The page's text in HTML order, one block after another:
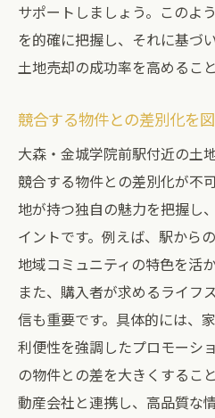
サポートしましょう。このよ
を的確に把握し、それに基づ
土地売却の成功率を高めるこ
競合する物件との差別化を
大森・金城学院前駅付近の土
競合する物件との差別化が不
地が持つ独自の魅力を把握し
イントです。例えば、駅から
地域コミュニティの特色を活
また、購入者が求めるライフ
信も重要です。具体的には、
利便性を強調したプロモーシ
の物件との差を大きくするこ
動産会社と連携し、高品質な